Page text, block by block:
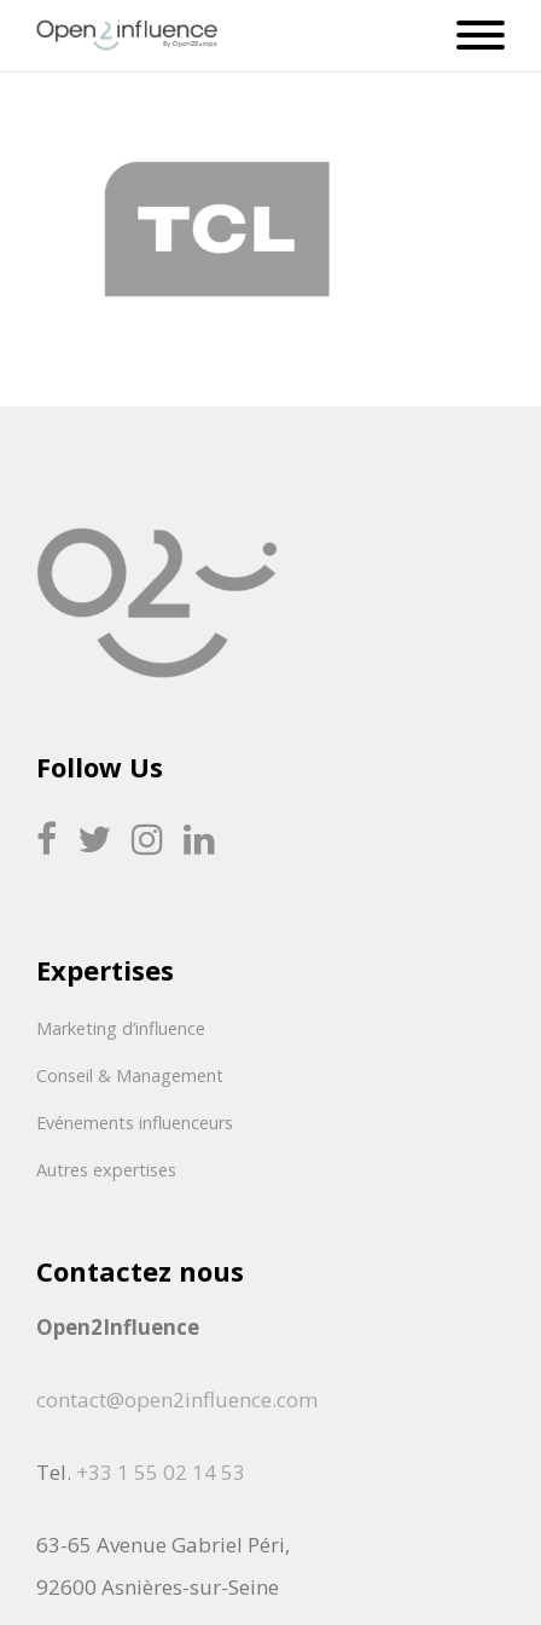
Follow Us
Expertises
Marketing d’influence
Conseil & Management
Evénements influenceurs
Autres expertises
Contactez nous
Open2Influence
contact@open2influence.com
Tel. +33 1 55 02 14 53
63-65 Avenue Gabriel Péri,
92600 Asnières-sur-Seine